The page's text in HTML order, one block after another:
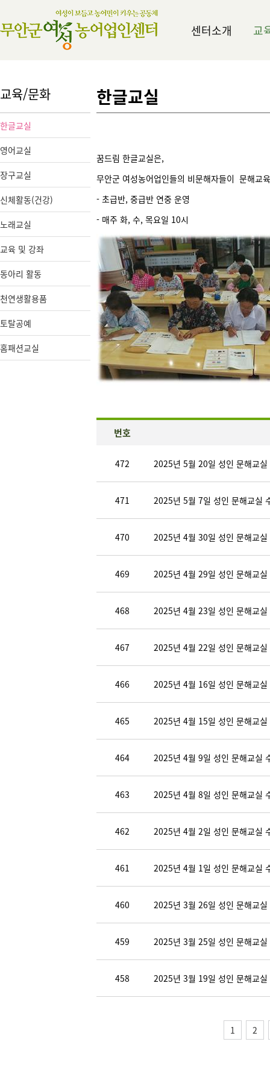
센터소개 교
교육/문화
한글교실
영어교실
장구교실
신체활동(건강)
노래교실
교육 및 강좌
동아리 활동
천연생활용품
토탈공예
홈패션교실
한글교실
꿈드림 한글교실은,
무안군 여성농어업인들의 비문해자들이 문해교
- 초급반, 중급반 연중 운영
- 매주 화, 수, 목요일 10시
번호
472 2025년 5월 20일 성인 문해교실
471 2025년 5월 7일 성인 문해교실
470 2025년 4월 30일 성인 문해교
469 2025년 4월 29일 성인 문해교실
468 2025년 4월 23일 성인 문해교실
467 2025년 4월 22일 성인 문해교실
466 2025년 4월 16일 성인 문해교실
465 2025년 4월 15일 성인 문해교실
464 2025년 4월 9일 성인 문해교실
463 2025년 4월 8일 성인 문해교실
462 2025년 4월 2일 성인 문해교실
461 2025년 4월 1일 성인 문해교실
460 2025년 3월 26일 성인 문해교
459 2025년 3월 25일 성인 문해교실
458 2025년 3월 19일 성인 문해교실
1 2